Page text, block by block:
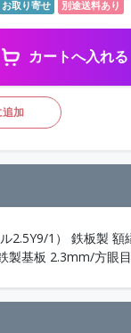
お取り寄せ 別途送料あり
カートへ入れる
加
2.5Y9/1） 鉄板製
製基板 2.3mm/方眼